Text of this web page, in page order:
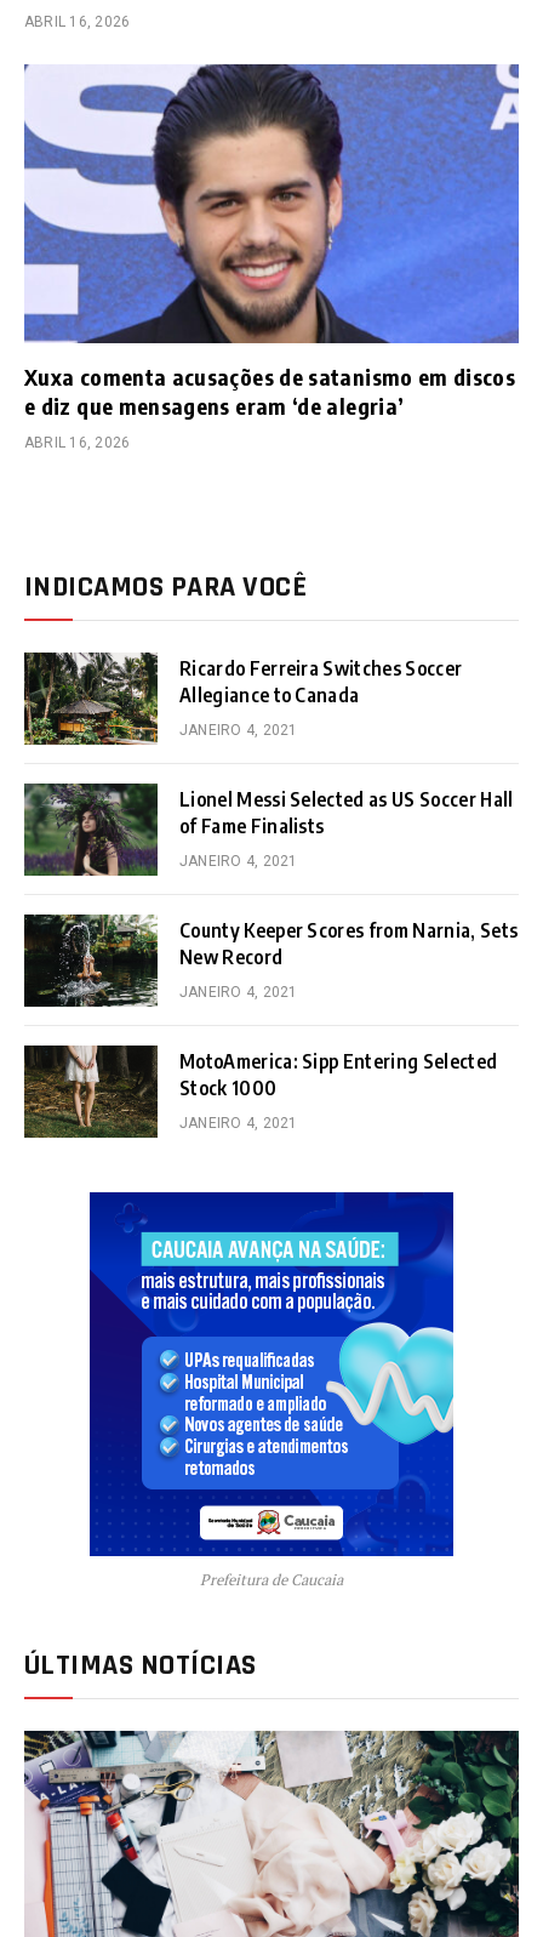
ABRIL 16, 2026
Xuxa comenta acusações de satanismo em discos
e diz que mensagens eram ‘de alegria’
ABRIL 16, 2026
INDICAMOS PARA VOCÊ
Ricardo Ferreira Switches Soccer
Allegiance to Canada
JANEIRO 4, 2021
Lionel Messi Selected as US Soccer Hall
of Fame Finalists
JANEIRO 4, 2021
County Keeper Scores from Narnia, Sets
New Record
JANEIRO 4, 2021
MotoAmerica: Sipp Entering Selected
Stock 1000
JANEIRO 4, 2021
Prefeitura de Caucaia
ÚLTIMAS NOTÍCIAS